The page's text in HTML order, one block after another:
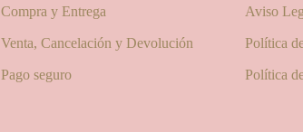
Compra y Entrega
Venta, Cancelación y Devolución
Pago seguro
Aviso
Política
Política